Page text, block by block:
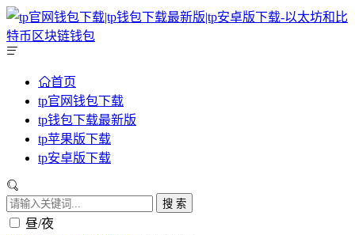
首页
tp官网钱包下载
tp钱包下载最新版
tp苹果版下载
tp安卓版下载
搜 索
昼/夜